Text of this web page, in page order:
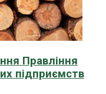
Правління
підприємств